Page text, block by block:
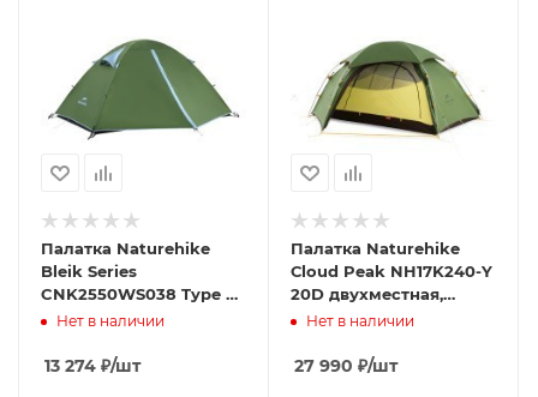
Палатка Naturehike
Bleik Series
CNK2550WS038 Type A,
двухместная, зеленая
Нет в наличии
13 274 ₽/шт
Палатка Naturehike
Сloud Peak NH17K240-Y
20D двухместная,
зеленая
Нет в наличии
27 990 ₽/шт